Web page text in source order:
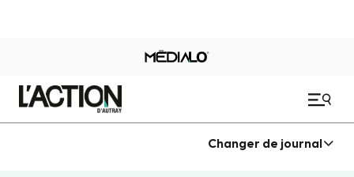
Changer de journal